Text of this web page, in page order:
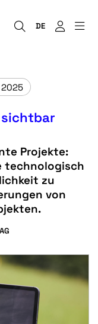
DE
2025
sichtbar
Projekte:
technologisch
zu
von